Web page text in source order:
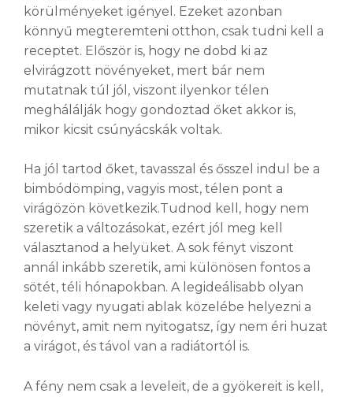
körülményeket igényel. Ezeket azonban
könnyű megteremteni otthon, csak tudni kell a
receptet. Először is, hogy ne dobd ki az
elvirágzott növényeket, mert bár nem
mutatnak túl jól, viszont ilyenkor télen
meghálálják hogy gondoztad őket akkor is,
mikor kicsit csúnyácskák voltak.
Ha jól tartod őket, tavasszal és ősszel indul be a
bimbódömping, vagyis most, télen pont a
virágözön következik.Tudnod kell, hogy nem
szeretik a változásokat, ezért jól meg kell
választanod a helyüket. A sok fényt viszont
annál inkább szeretik, ami különösen fontos a
sötét, téli hónapokban. A legideálisabb olyan
keleti vagy nyugati ablak közelébe helyezni a
növényt, amit nem nyitogatsz, így nem éri huzat
a virágot, és távol van a radiátortól is.
A fény nem csak a leveleit, de a gyökereit is kell,